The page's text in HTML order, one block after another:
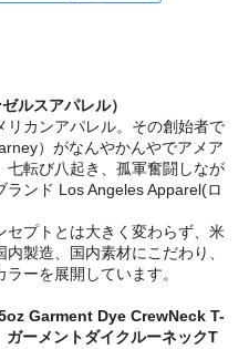
ルスアパレル）
カンアパレル。その創始者で
）がなんやかんやでアメア
転び八起き、孤軍奮闘しなが
ランド Los Angeles Apparel(ロ
セプトとは大きく変わらず、米
製造、国内素材にこだわり、
ーを展開しています。
Garment Dye CrewNeck T-
ーメントダイクルーネックT